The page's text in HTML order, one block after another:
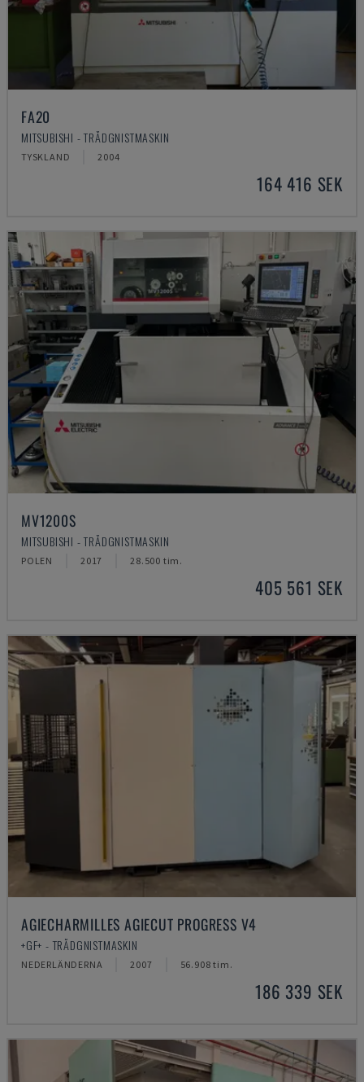
FA20
MITSUBISHI - TRÅDGNISTMASKIN
TYSKLAND 2004
164 416 SEK
MV1200S
MITSUBISHI - TRÅDGNISTMASKIN
POLEN 2017 28.500 tim.
405 561 SEK
AGIECHARMILLES AGIECUT PROGRESS V4
+GF+ - TRÅDGNISTMASKIN
NEDERLÄNDERNA 2007 56.908 tim.
186 339 SEK